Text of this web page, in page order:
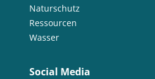
Naturschutz
Ressourcen
Wasser
Social Media